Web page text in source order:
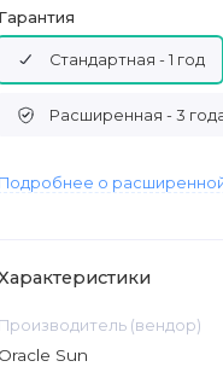
Гарантия
Стандартная - 1 год
Расширенная - 3
Подробнее о
Производитель (вендор)
Oracle Sun